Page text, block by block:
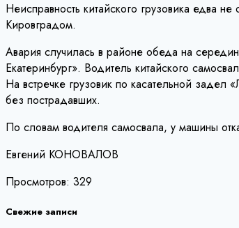
Неисправность китайского грузовика едва
Кировградом.
Авария случилась в районе обеда на
Екатеринбург». Водитель китайского
На встречке грузовик по касательной задел
без пострадавших.
По словам водителя самосвала, у машины
Евгений КОНОВАЛОВ
Просмотров: 329
Свежие записи